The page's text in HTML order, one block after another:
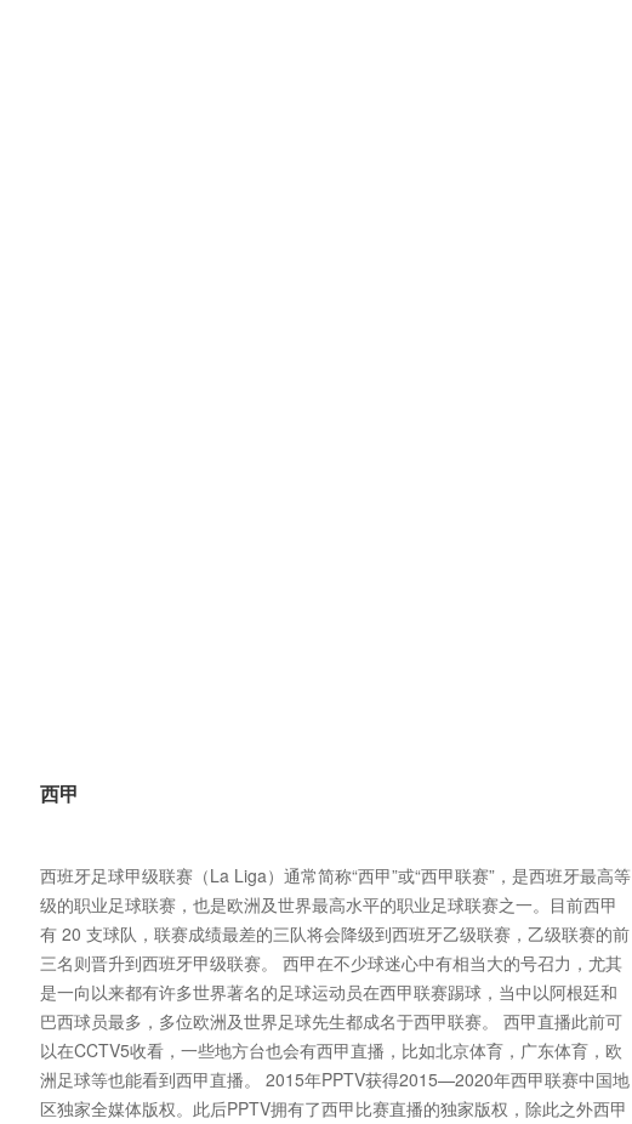
西甲
西班牙足球甲级联赛（La Liga）通常简称“西甲”或“西甲联赛”，是西班牙最高等
级的职业足球联赛，也是欧洲及世界最高水平的职业足球联赛之一。目前西甲
有 20 支球队，联赛成绩最差的三队将会降级到西班牙乙级联赛，乙级联赛的前
三名则晋升到西班牙甲级联赛。 西甲在不少球迷心中有相当大的号召力，尤其
是一向以来都有许多世界著名的足球运动员在西甲联赛踢球，当中以阿根廷和
巴西球员最多，多位欧洲及世界足球先生都成名于西甲联赛。 西甲直播此前可
以在CCTV5收看，一些地方台也会有西甲直播，比如北京体育，广东体育，欧
洲足球等也能看到西甲直播。 2015年PPTV获得2015—2020年西甲联赛中国地
区独家全媒体版权。此后PPTV拥有了西甲比赛直播的独家版权，除此之外西甲